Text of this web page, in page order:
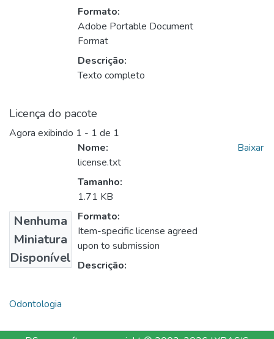
Formato:
Adobe Portable Document
Format
Descrição:
Texto completo
Licença do pacote
Agora exibindo 1 - 1 de 1
Nenhuma
Miniatura
Disponível
Nome:
license.txt
Tamanho:
1.71 KB
Formato:
Item-specific license agreed
upon to submission
Descrição:
Baixar
Odontologia